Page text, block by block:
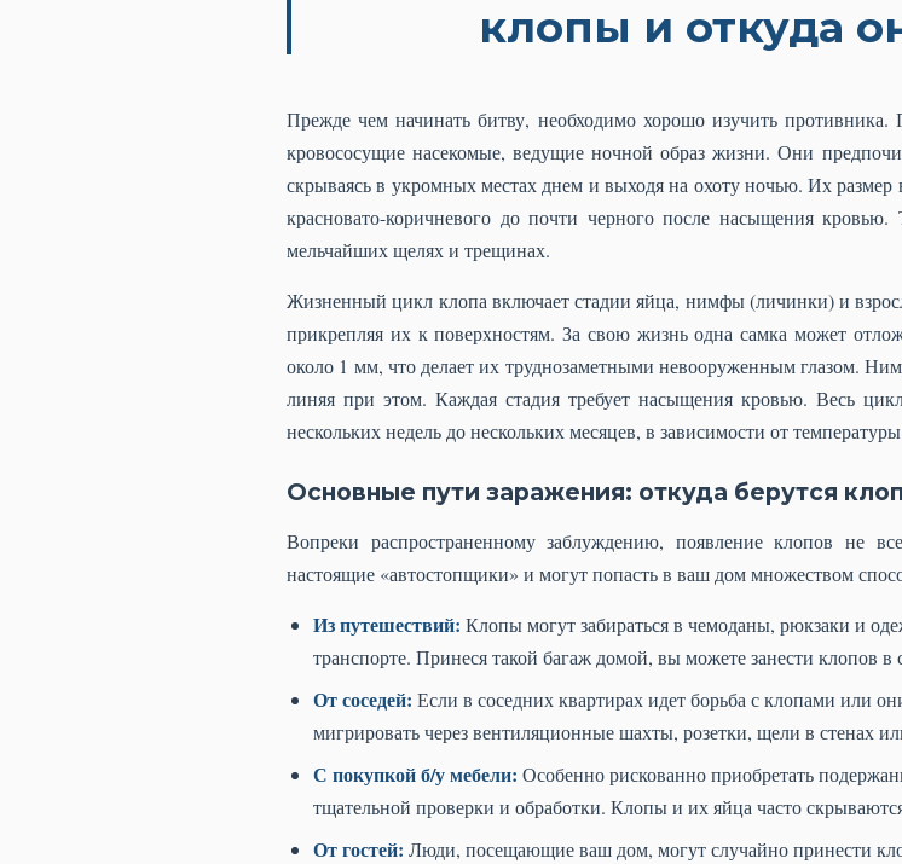
клопы и откуда
Прежде чем начинать битву, необходимо хорошо изучить
кровососущие насекомые, ведущие ночной образ жизни. Они
скрываясь в укромных местах днем и выходя на охоту ночью. Их размер
красновато-коричневого до почти черного после насыщения кровью.
мельчайших щелях и трещинах.
Жизненный цикл клопа включает стадии яйца, нимфы (личинки) и
прикрепляя их к поверхностям. За свою жизнь одна самка может
около 1 мм, что делает их труднозаметными невооруженным глазом.
линяя при этом. Каждая стадия требует насыщения кровью. Весь
нескольких недель до нескольких месяцев, в зависимости от
Основные пути заражения: откуда берутся
Вопреки распространенному заблуждению, появление клопов не
настоящие «автостопщики» и могут попасть в ваш дом множеством
Из путешествий: Клопы могут забираться в чемоданы, рюкзаки и
транспорте. Принеся такой багаж домой, вы можете занести клопов в
От соседей: Если в соседних квартирах идет борьба с клопами или
мигрировать через вентиляционные шахты, розетки, щели в стенах
С покупкой б/у мебели: Особенно рискованно приобретать
тщательной проверки и обработки. Клопы и их яйца часто
От гостей: Люди, посещающие ваш дом, могут случайно принести